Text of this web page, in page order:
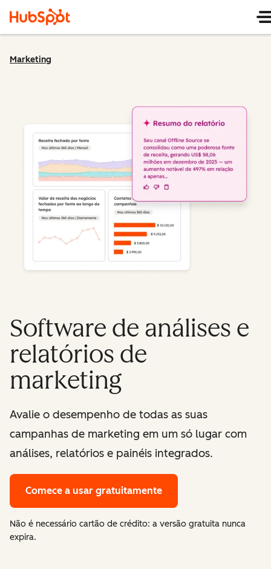
Marketing
Software de análises e
relatórios de
marketing
Avalie o desempenho de todas as suas
campanhas de marketing em um só lugar com
análises, relatórios e painéis integrados.
Comece a usar gratuitamente
Não é necessário cartão de crédito: a versão gratuita nunca
expira.